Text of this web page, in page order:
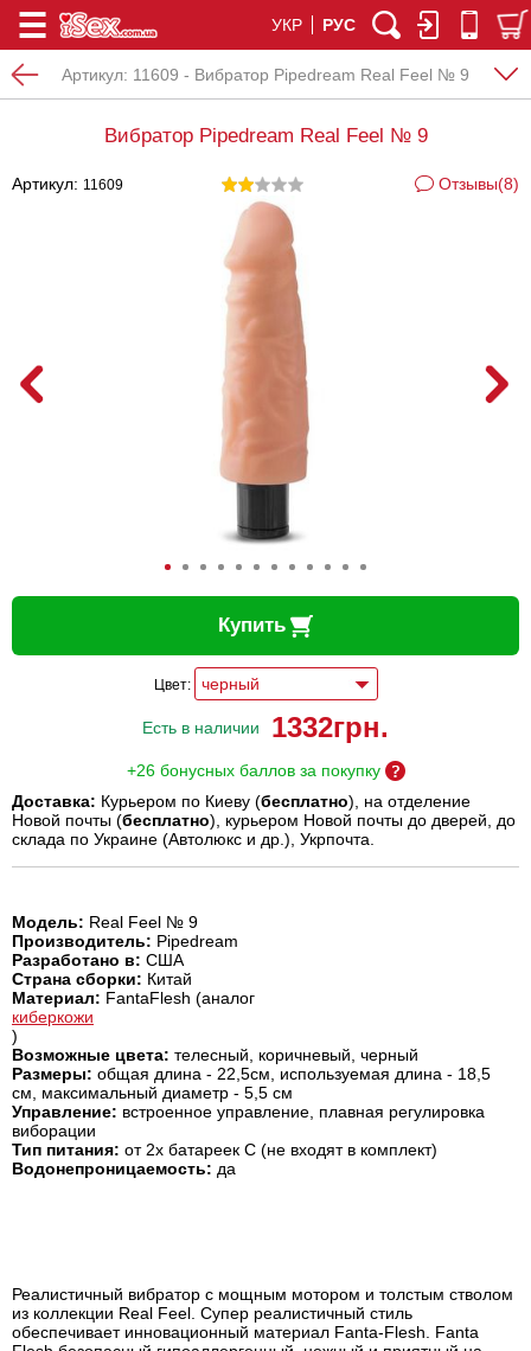
УКР РУС
Артикул: 11609 - Вибратор Pipedream Real Feel № 9
Вибратор Pipedream Real Feel № 9
Артикул: 11609 Отзывы(8)
Купить
Цвет:
Есть в наличии 1332грн.
+26 бонусных баллов за покупку
Доставка: Курьером по Киеву (бесплатно), на отделение
Новой почты (бесплатно), курьером Новой почты до дверей, до
склада по Украине (Автолюкс и др.), Укрпочта.
Модель: Real Feel № 9
Производитель: Pipedream
Разработано в: США
Страна сборки: Китай
Материал: FantaFlesh (аналог
киберкожи
)
Возможные цвета: телесный, коричневый, черный
Размеры: общая длина - 22,5см, используемая длина - 18,5
см, максимальный диаметр - 5,5 см
Управление: встроенное управление, плавная регулировка
виборации
Тип питания: от 2х батареек С (не входят в комплект)
Водонепроницаемость: да
Реалистичный вибратор с мощным мотором и толстым стволом
из коллекции Real Feel. Супер реалистичный стиль
обеспечивает инновационный материал Fanta-Flesh. Fanta